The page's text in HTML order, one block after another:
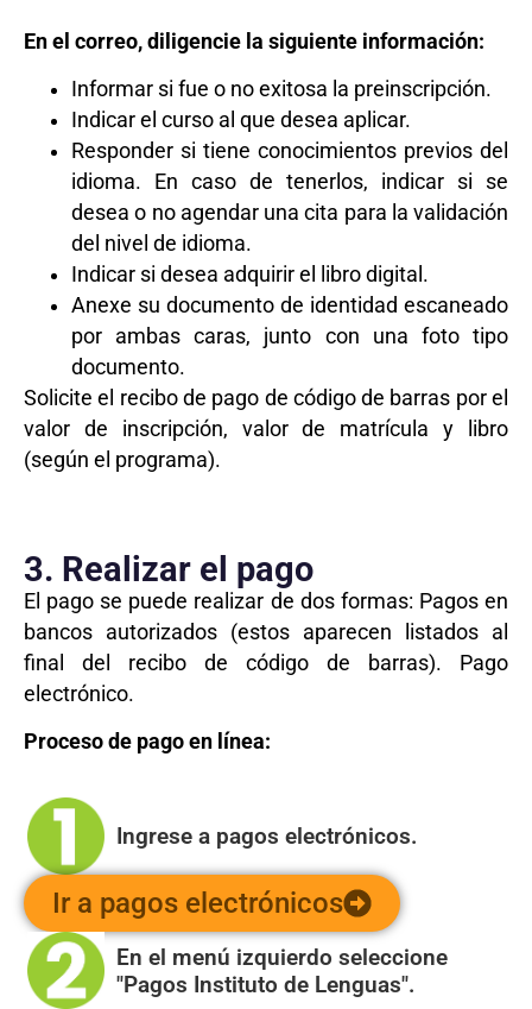
En el correo, diligencie la siguiente información:
Informar si fue o no exitosa la preinscripción.
Indicar el curso al que desea aplicar.
Responder si tiene conocimientos previos del
idioma. En caso de tenerlos, indicar si se
desea o no agendar una cita para la validación
del nivel de idioma.
Indicar si desea adquirir el libro digital.
Anexe su documento de identidad escaneado
por ambas caras, junto con una foto tipo
documento.
Solicite el recibo de pago de código de barras por el
valor de inscripción, valor de matrícula y libro
(según el programa).
3. Realizar el pago
El pago se puede realizar de dos formas: Pagos en
bancos autorizados (estos aparecen listados al
final del recibo de código de barras). Pago
electrónico.
Proceso de pago en línea:
Ingrese a pagos electrónicos.
Ir a pagos electrónicos
En el menú izquierdo seleccione
"Pagos Instituto de Lenguas".